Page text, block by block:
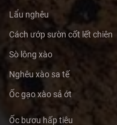
Lẩu nghêu
Cách ướp sườn cốt lết chiên
Sò lông xào
Nghêu xào sa tế
Ốc gạo xào sả ớt
Ốc bươu hấp tiêu